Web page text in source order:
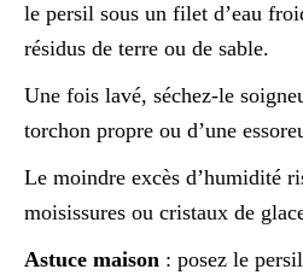
le persil sous un filet d’eau
résidus de terre ou de sable.
Une fois lavé, séchez-le
torchon propre ou d’une
Le moindre excès d’humidité
moisissures ou cristaux de
Astuce maison : posez le